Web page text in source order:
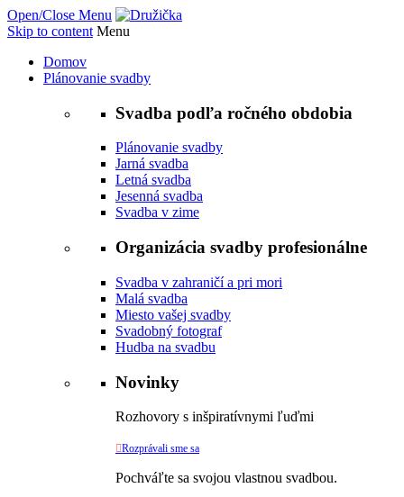
Open/Close Menu
Skip to content Menu
Domov
Plánovanie svadby
Svadba podľa ročného obdobia
Plánovanie svadby
Jarná svadba
Letná svadba
Jesenná svadba
Svadba v zime
Organizácia svadby profesionálne
Svadba v zahraničí a pri mori
Malá svadba
Miesto vašej svadby
Svadobný fotograf
Hudba na svadbu
Novinky
Rozhovory s inšpiratívnymi ľuďmi
Rozprávali sme sa
Pochváľte sa svojou vlastnou svadbou.